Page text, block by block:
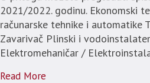
2021/2022. godinu. Ekonomski
računarske tehnike i automatike
Zavarivač Plinski i
Elektromehaničar /
Read More